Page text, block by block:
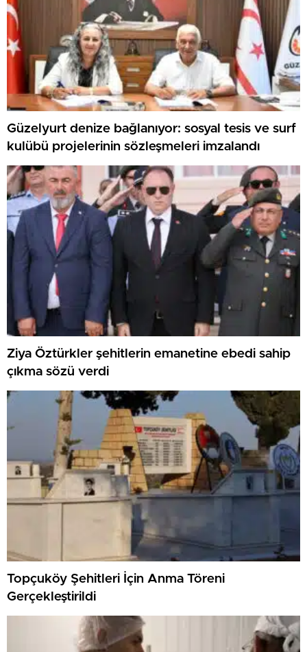
Güzelyurt denize bağlanıyor: sosyal tesis ve surf
kulübü projelerinin sözleşmeleri imzalandı
Ziya Öztürkler şehitlerin emanetine ebedi sahip
çıkma sözü verdi
Topçuköy Şehitleri İçin Anma Töreni
Gerçekleştirildi